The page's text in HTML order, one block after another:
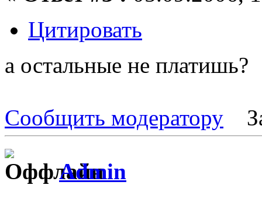
Цитировать
а остальные не платишь?
Сообщить модератору
Admin